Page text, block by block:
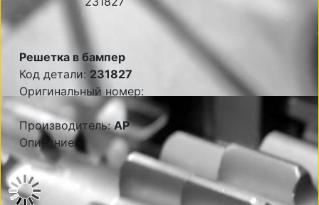
Решетка в бампер
Код детали: 231827
Оригинальный номер:
Производитель:AP
Описание: